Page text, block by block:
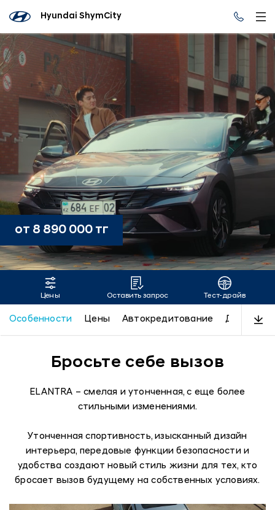
Hyundai ShymCity
ELANTRA
от 8 890 000 тг
Цены Оставить запрос Тест-драйв
Особенности Цены Автокредитование Дизайн
Бросьте себе вызов
ELANTRA – смелая и утонченная, с еще более
стильными изменениями.
Утонченная спортивность, изысканный дизайн
интерьера, передовые функции безопасности и
удобства создают новый стиль жизни для тех, кто
бросает вызов будущему на собственных условиях.